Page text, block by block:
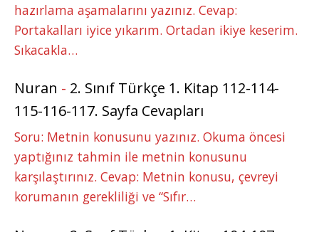
hazırlama aşamalarını yazınız. Cevap:
Portakalları iyice yıkarım. Ortadan ikiye keserim.
Sıkacakla…
Nuran - 2. Sınıf Türkçe 1. Kitap 112-114-
115-116-117. Sayfa Cevapları
Soru: Metnin konusunu yazınız. Okuma öncesi
yaptığınız tahmin ile metnin konusunu
karşılaştırınız. Cevap: Metnin konusu, çevreyi
korumanın gerekliliği ve “Sıfır…